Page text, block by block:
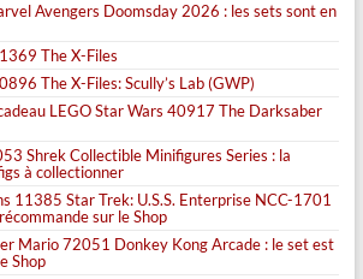
Avengers Doomsday 2026 : les sets sont en
The X-Files
The X-Files: Scully’s Lab (GWP)
LEGO Star Wars 40917 The Darksaber
Shrek Collectible Minifigures Series : la
à collectionner
11385 Star Trek: U.S.S. Enterprise NCC-1701
sur le Shop
Mario 72051 Donkey Kong Arcade : le set est
Shop